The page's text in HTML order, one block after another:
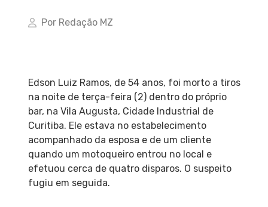
Por Redação MZ
Edson Luiz Ramos, de 54 anos, foi morto a tiros
na noite de terça-feira (2) dentro do próprio
bar, na Vila Augusta, Cidade Industrial de
Curitiba. Ele estava no estabelecimento
acompanhado da esposa e de um cliente
quando um motoqueiro entrou no local e
efetuou cerca de quatro disparos. O suspeito
fugiu em seguida.